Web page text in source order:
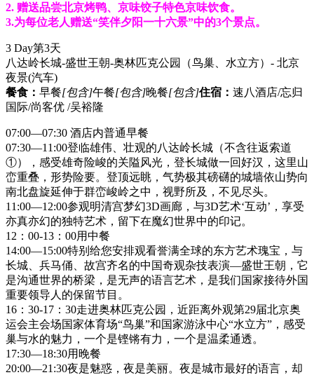
2. 赠送品尝北京烤鸭、京味饺子特色京味饮食。
3.为每位老人赠送“笑伴夕阳一十六景”中的3个景点。
3 Day第3天
八达岭长城-盛世王朝-奥林匹克公园（鸟巢、水立方）- 北京
夜景(汽车)
餐食： 早餐[包含]午餐[包含]晚餐[包含]住宿： 速八酒店/忘归
国际/尚客优 /吴裕隆
07:00—07:30 酒店内普通早餐
07:30—11:00登临雄伟、壮观的八达岭长城（不含往返索道
①），感受雄奇险峻的关隘风光，登长城做一回好汉，这里山
峦重叠，形势险要。登顶远眺，气势极其磅礴的城墙依山势向
南北盘旋延伸于群峦峻岭之中，视野所及，不见尽头。
11:00—12:00参观明清宫梦幻3D画廊，与3D艺术‘互动’，享受
亦真亦幻的独特艺术，留下在魔幻世界中的印记。
12：00-13：00用中餐
14:00—15:00特别给您安排观看誉满全球的东方艺术瑰宝，与
长城、兵马俑、故宫齐名的中国奇观杂技表演—盛世王朝，它
是沟通世界的桥梁，是无声的语言艺术，是我们国家接待外国
重要领导人的保留节目。
16：30-17：30走进奥林匹克公园，近距离外观第29届北京奥
运会主会场国家体育场“鸟巢”和国家游泳中心“水立方”，感受
巢与水的魅力，一个是铿锵有力，一个是温柔通透。
17:30—18:30用晚餐
20:00—21:30夜是魅惑，夜是美丽。夜是城市最好的语言，却